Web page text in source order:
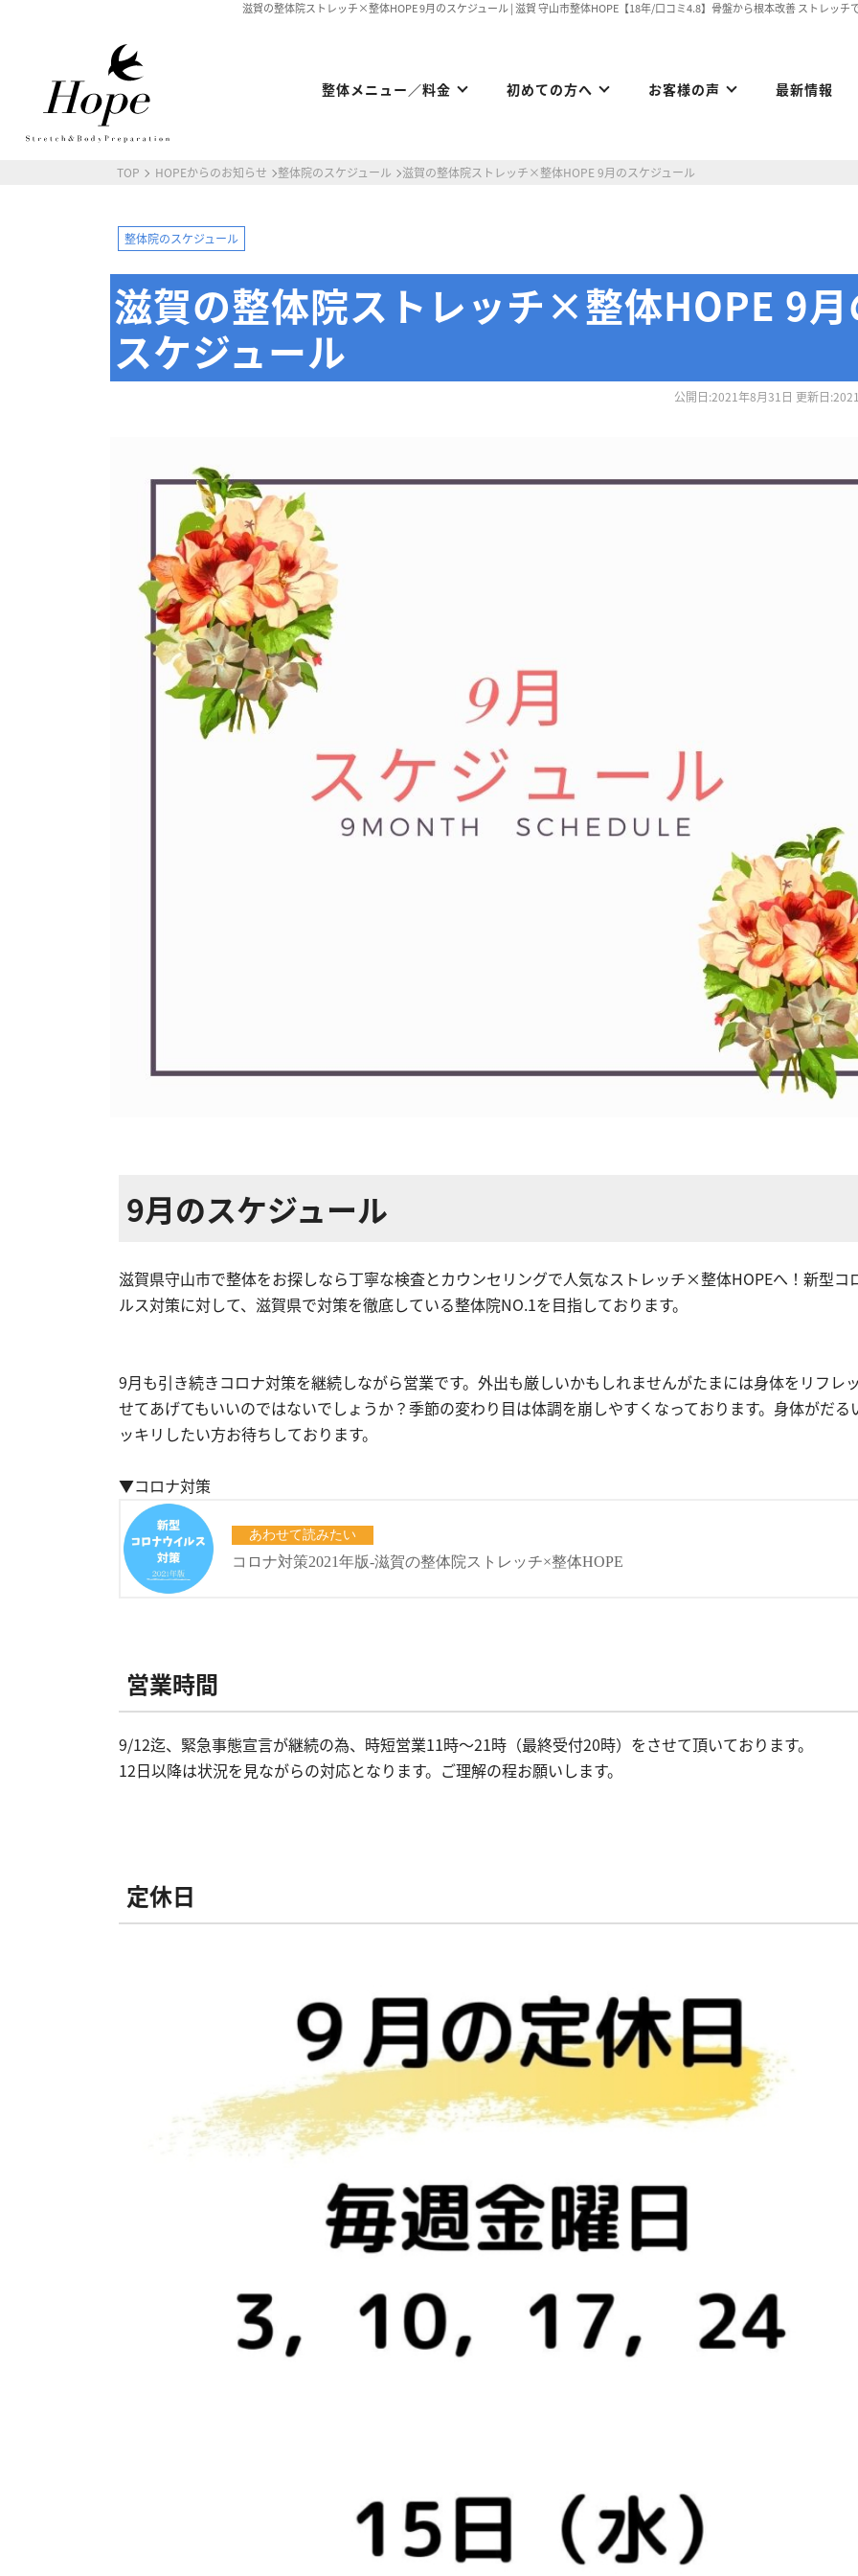
滋賀の整体院ストレッチ×整体HOPE 9月のスケジュール | 滋賀 守山市整体HOPE【18年/口コミ4.8】骨盤から根本改善 ストレッチ
整体メニュー／料金 初めての方へ お客様の声 最新情報
TOP HOPEからのお知らせ 整体院のスケジュール 滋賀の整体院ストレッチ×整体HOPE 9月のスケジュール
整体院のスケジュール
滋賀の整体院ストレッチ×整体HOPE 9月
スケジュール
公開日:2021年8月31日 更新日
9月のスケジュール
滋賀県守山市で整体をお探しなら丁寧な検査とカウンセリングで人気なストレッチ×整体HOPEへ！新型コ
ルス対策に対して、滋賀県で対策を徹底している整体院NO.1を目指しております。
9月も引き続きコロナ対策を継続しながら営業です。外出も厳しいかもしれませんがたまには身体をリフレ
せてあげてもいいのではないでしょうか？季節の変わり目は体調を崩しやすくなっております。身体がだる
ッキリしたい方お待ちしております。
▼コロナ対策
営業時間
9/12迄、緊急事態宣言が継続の為、時短営業11時～21時（最終受付20時）をさせて頂いております。
12日以降は状況を見ながらの対応となります。ご理解の程お願いします。
定休日
LINE予約の流れ
キャンセルについて
オンライン問診
姿勢矯正・骨盤矯正